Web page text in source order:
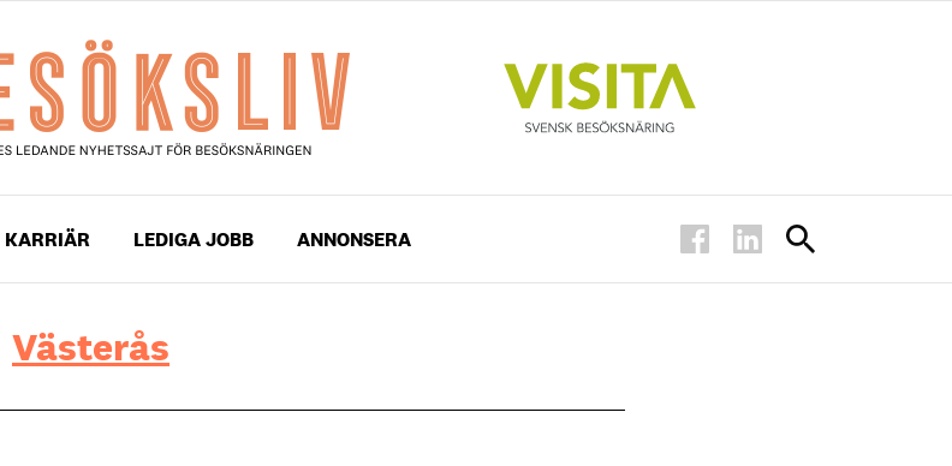
KARRIÄR LEDIGA JOBB ANNONSERA
Västerås